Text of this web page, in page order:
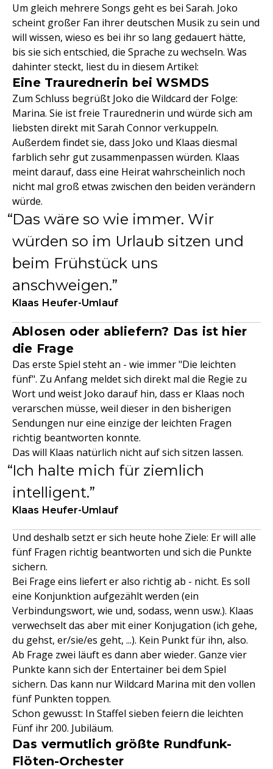
Um gleich mehrere Songs geht es bei Sarah. Joko
scheint großer Fan ihrer deutschen Musik zu sein und
will wissen, wieso es bei ihr so lang gedauert hätte,
bis sie sich entschied, die Sprache zu wechseln. Was
dahinter steckt, liest du in diesem Artikel:
Eine Traurednerin bei WSMDS
Zum Schluss begrüßt Joko die Wildcard der Folge:
Marina. Sie ist freie Traurednerin und würde sich am
liebsten direkt mit Sarah Connor verkuppeln.
Außerdem findet sie, dass Joko und Klaas diesmal
farblich sehr gut zusammenpassen würden. Klaas
meint darauf, dass eine Heirat wahrscheinlich noch
nicht mal groß etwas zwischen den beiden verändern
würde.
Das wäre so wie immer. Wir
würden so im Urlaub sitzen und
beim Frühstück uns
anschweigen.
Klaas Heufer-Umlauf
Ablosen oder abliefern? Das ist hier
die Frage
Das erste Spiel steht an - wie immer "Die leichten
fünf". Zu Anfang meldet sich direkt mal die Regie zu
Wort und weist Joko darauf hin, dass er Klaas noch
verarschen müsse, weil dieser in den bisherigen
Sendungen nur eine einzige der leichten Fragen
richtig beantworten konnte.
Das will Klaas natürlich nicht auf sich sitzen lassen.
Ich halte mich für ziemlich
intelligent.
Klaas Heufer-Umlauf
Und deshalb setzt er sich heute hohe Ziele: Er will alle
fünf Fragen richtig beantworten und sich die Punkte
sichern.
Bei Frage eins liefert er also richtig ab - nicht. Es soll
eine Konjunktion aufgezählt werden (ein
Verbindungswort, wie und, sodass, wenn usw.). Klaas
verwechselt das aber mit einer Konjugation (ich gehe,
du gehst, er/sie/es geht, ...). Kein Punkt für ihn, also.
Ab Frage zwei läuft es dann aber wieder. Ganze vier
Punkte kann sich der Entertainer bei dem Spiel
sichern. Das kann nur Wildcard Marina mit den vollen
fünf Punkten toppen.
Schon gewusst: In Staffel sieben feiern die leichten
Fünf ihr 200. Jubiläum.
Das vermutlich größte Rundfunk-
Flöten-Orchester